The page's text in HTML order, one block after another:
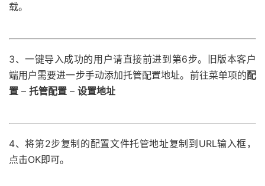
载。
3、一键导入成功的用户请直接前进到第6步。旧版本客户
端用户需要进一步手动添加托管配置地址。前往菜单项的配
置 – 托管配置 – 设置地址
4、将第2步复制的配置文件托管地址复制到URL输入框，
点击OK即可。